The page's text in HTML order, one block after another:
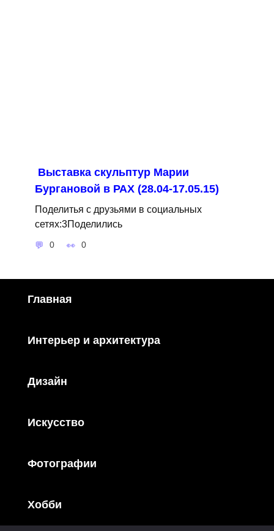
Выставка скульптур Марии
Бургановой в РАХ (28.04-17.05.15)
Поделитья с друзьями в социальных
сетях:3Поделились
0 0
Главная
Интерьер и архитектура
Дизайн
Искусство
Фотографии
Хобби